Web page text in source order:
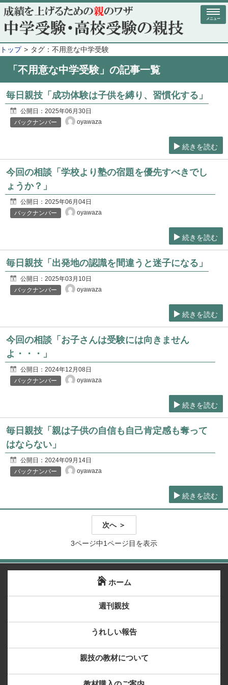
メニュー
トップ タグ：不用意な中学受験
「不用意な中学受験」の記事一覧
毎日親技「成功体験は子供を縛り、習慣化する」
公開日： 2025年06月30日
バックナンバー
oyawaza
続きを読む
今回の相談「学校より塾の宿題を優先すべきでし
ょうか？」
公開日： 2025年06月04日
バックナンバー
oyawaza
続きを読む
毎日親技「出発地の認識を間違うと迷子になる」
公開日： 2025年03月10日
バックナンバー
oyawaza
続きを読む
今回の相談「お子さんは受験には向きません
よ・・・」
公開日： 2024年12月08日
バックナンバー
oyawaza
続きを読む
毎日親技「親は子供の自信も自己肯定感も奪って
はならない」
公開日： 2024年09月14日
バックナンバー
oyawaza
続きを読む
次へ ＞
3ページ中1ページ目を表示
ホーム
週刊親技
うれしい報告
親技の教材について